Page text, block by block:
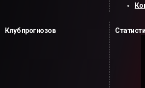
Клуб прогнозов